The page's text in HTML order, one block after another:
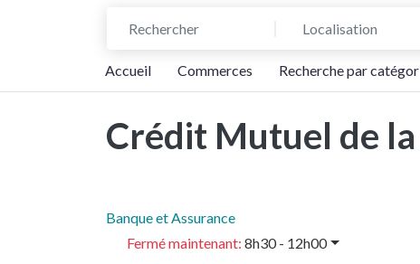
Accueil Commerces Recherche par
Crédit Mutuel de
Banque et Assurance
Fermé maintenant: 8h30 - 12h00